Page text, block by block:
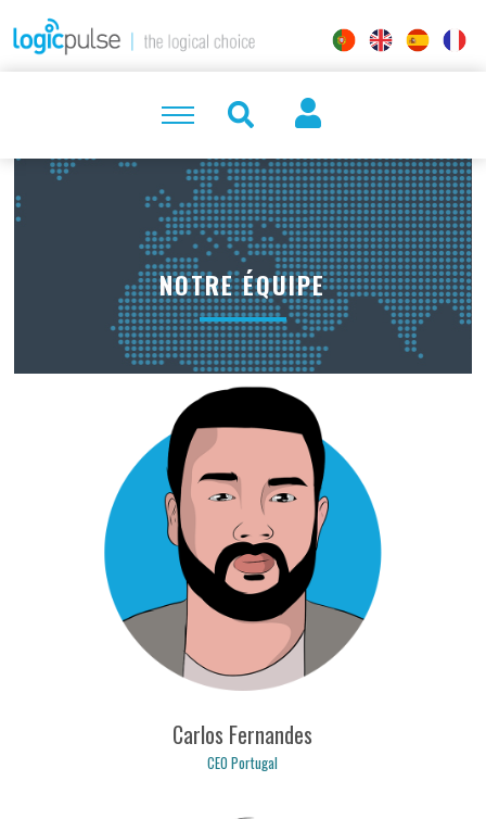
NOTRE ÉQUIPE
Carlos Fernandes
CEO Portugal